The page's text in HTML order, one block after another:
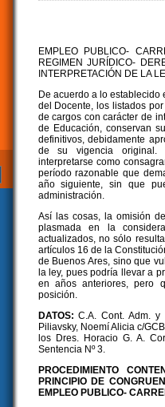
EMPLEO PUBLICO-
REGIMEN JURÍDICO-
INTERPRETACIÓN DE LA
De acuerdo a lo establecido
del Docente, los listados
de cargos con carácter de
de Educación, conservan
definitivos, debidamente
de su vigencia original.
interpretarse como
período razonable que
año siguiente, sin que
administración.
Así las cosas, la omisión
plasmada en la
actualizados, no sólo
artículos 16 de la
de Buenos Ares, sino que
la ley, pues podría llevar a
en años anteriores, pero
posición.
DATOS: C.A. Cont. Adm. y
Piliavsky, Noemí Alicia c/
los Dres. Horacio G. A.
Sentencia Nº 3.
PROCEDIMIENTO
PRINCIPIO DE
EMPLEO PUBLICO-